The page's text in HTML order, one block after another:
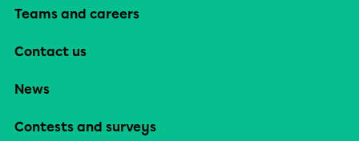
Teams and careers
Contact us
News
Contests and surveys